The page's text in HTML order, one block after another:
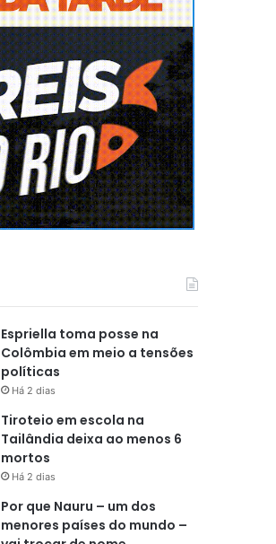
Espriella toma posse na
Colômbia em meio a tensões
políticas
Há 2 dias
Tiroteio em escola na
Tailândia deixa ao menos 6
mortos
Há 2 dias
Por que Nauru – um dos
menores países do mundo –